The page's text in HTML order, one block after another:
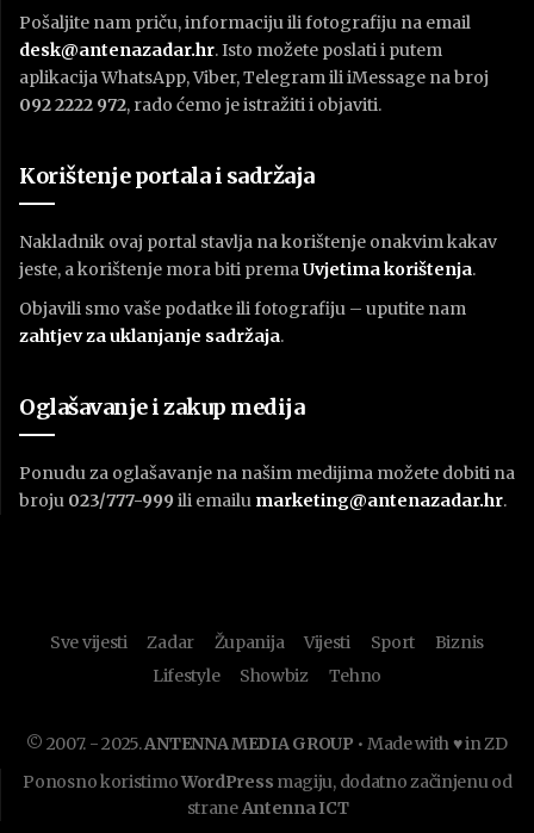
Pošaljite nam priču, informaciju ili fotografiju na email
desk@antenazadar.hr. Isto možete poslati i putem
aplikacija WhatsApp, Viber, Telegram ili iMessage na broj
092 2222 972, rado ćemo je istražiti i objaviti.
Korištenje portala i sadržaja
Nakladnik ovaj portal stavlja na korištenje onakvim kakav
jeste, a korištenje mora biti premaUvjetima korištenja.
Objavili smo vaše podatke ili fotografiju – uputite nam
zahtjev za uklanjanje sadržaja.
Oglašavanje i zakup medija
Ponudu za oglašavanje na našim medijima možete dobiti na
broju 023/777-999 ili emailu marketing@antenazadar.hr.
Sve vijesti Zadar Županija Vijesti Sport
Biznis
Lifestyle
Showbiz Tehno
© 2007. - 2025.ANTENNA MEDIA GROUP • Made with ♥ in ZD
Ponosno koristimoWordPress magiju, dodatno začinjenu od
straneAntenna ICT